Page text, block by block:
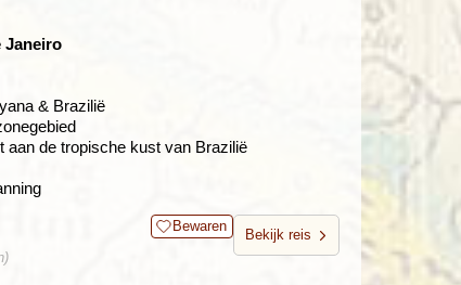
Janeiro
& Brazilië
aan de tropische kust van Brazilië
Bewaren
Bekijk reis